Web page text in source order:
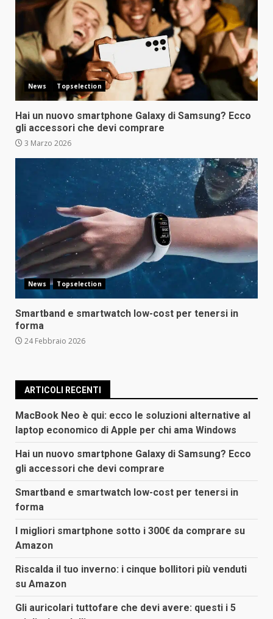
News Topselection
Hai un nuovo smartphone Galaxy di Samsung? Ecco
gli accessori che devi comprare
3 Marzo 2026
News Topselection
Smartband e smartwatch low-cost per tenersi in
forma
24 Febbraio 2026
ARTICOLI RECENTI
MacBook Neo è qui: ecco le soluzioni alternative al
laptop economico di Apple per chi ama Windows
Hai un nuovo smartphone Galaxy di Samsung? Ecco
gli accessori che devi comprare
Smartband e smartwatch low-cost per tenersi in
forma
I migliori smartphone sotto i 300€ da comprare su
Amazon
Riscalda il tuo inverno: i cinque bollitori più venduti
su Amazon
Gli auricolari tuttofare che devi avere: questi i 5